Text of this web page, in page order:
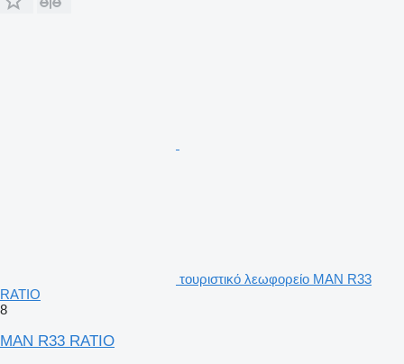
τουριστικό λεωφορείο MAN R33
RATIO
8
MAN R33 RATIO